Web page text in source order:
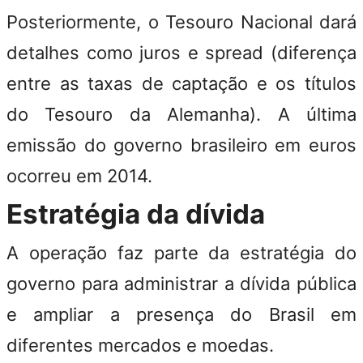
Posteriormente, o Tesouro Nacional dará
detalhes como juros e spread (diferença
entre as taxas de captação e os títulos
do Tesouro da Alemanha). A última
emissão do governo brasileiro em euros
ocorreu em 2014.
Estratégia da dívida
A operação faz parte da estratégia do
governo para administrar a dívida pública
e ampliar a presença do Brasil em
diferentes mercados e moedas.